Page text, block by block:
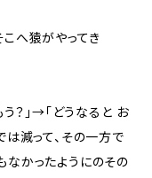
こへ猿がやってき
？」→「どうなると お
は減って、その一方で
なかったようにのその